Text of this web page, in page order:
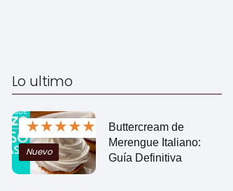
Lo ultimo
★★★★★
Nuevo
Buttercream de
Merengue Italiano:
Guía Definitiva